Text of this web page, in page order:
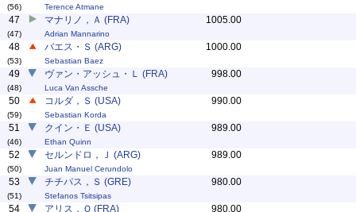
(56) Terence Atmane
47
(47)
マナリノ，Ａ (FRA)
Adrian Mannarino
1005.00
48
(53)
バエス・Ｓ (ARG)
Sebastian Baez
1000.00
49
(48)
ヴァン・アッシュ・Ｌ (FRA)
Luca Van Assche
998.00
50
(59)
コルダ，Ｓ (USA)
Sebastian Korda
990.00
51
(46)
クイン・Ｅ (USA)
Ethan Quinn
989.00
52
(50)
セルンドロ，Ｊ (ARG)
Juan Manuel Cerundolo
989.00
53
(51)
チチパス，Ｓ (GRE)
Stefanos Tsitsipas
980.00
54 アリス，Ｑ (FRA) 980.00